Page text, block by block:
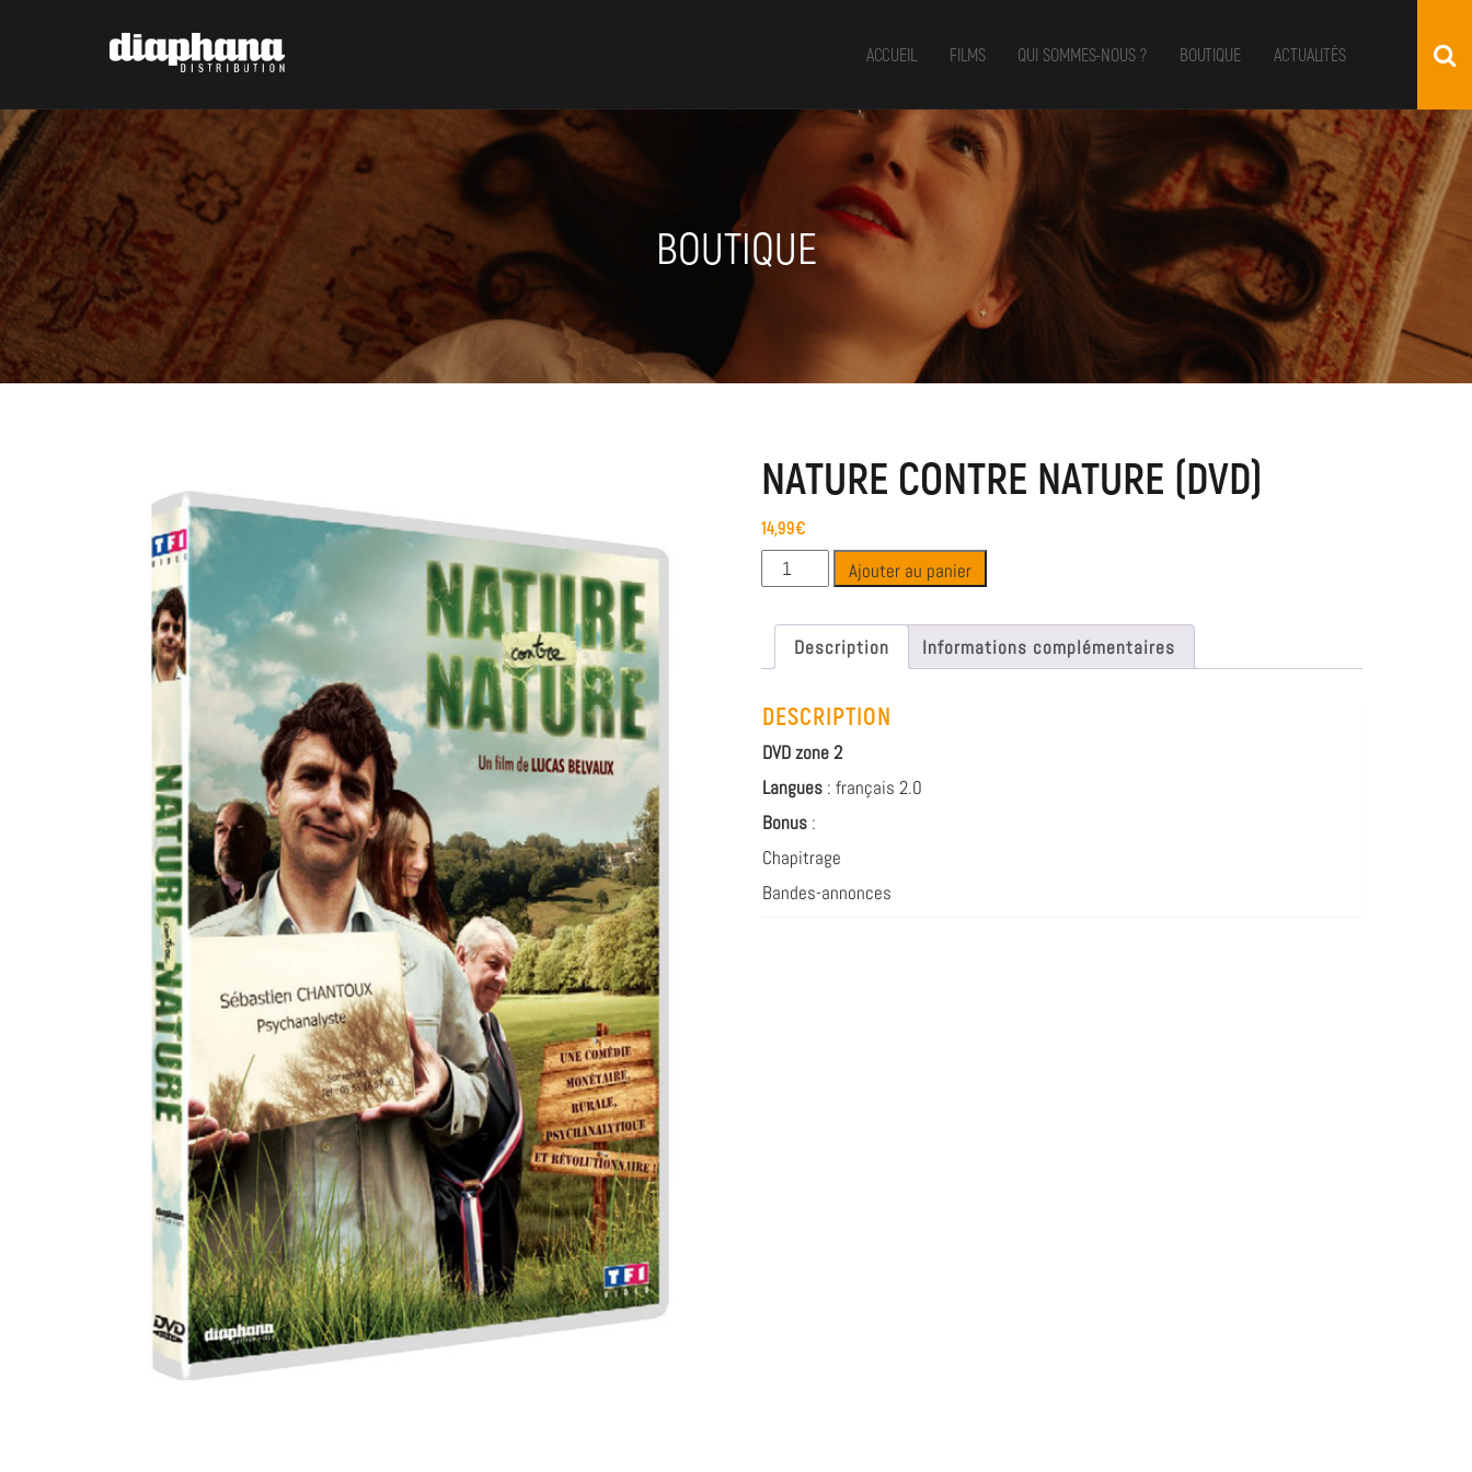
ACCUEIL FILMS QUI SOMMES-NOUS ? BOUTIQUE ACTUALITÉS
BOUTIQUE
NATURE CONTRE NATURE (DVD)
14,99€
Ajouter au panier
Description Informations complémentaires
DESCRIPTION
DVD zone 2
Langues: français 2.0
Bonus:
Chapitrage
Bandes-annonces